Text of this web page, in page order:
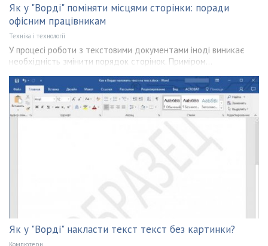
Як у "Ворді" поміняти місцями сторінки: поради
офісним працівникам
Техніка і технології
У процесі роботи з текстовими документами іноді виникає
необхідність змінити порядок сторінок. Приміром...
Як у "Ворді" накласти текст текст без картинки?
Компютери